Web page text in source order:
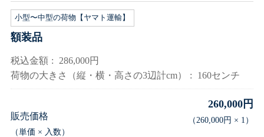
小型〜中型の荷物【ヤマト運輸】
額装品
税込金額
286,000円
荷物の大きさ（縦・横・高さの3辺計cm）
160センチ
販売価格
（単価 × 入数）
260,000円
（ 260,000円 × 1 ）